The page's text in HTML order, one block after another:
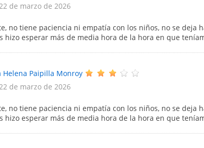
de marzo de 2026
no tiene paciencia ni empatía con los niños, no se deja
hizo esperar más de media hora de la hora en que
Helena Paipilla Monroy
de marzo de 2026
no tiene paciencia ni empatía con los niños, no se deja
hizo esperar más de media hora de la hora en que